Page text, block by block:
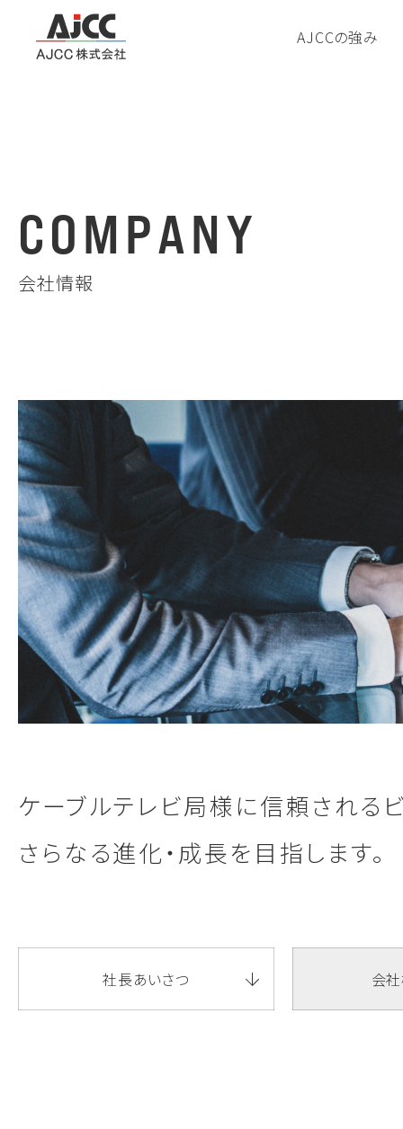
AJCCの強み
COMPANY
会社情報
ケーブルテレビ局様に信頼される
さらなる進化・成長を目指します。
社長あいさつ 会